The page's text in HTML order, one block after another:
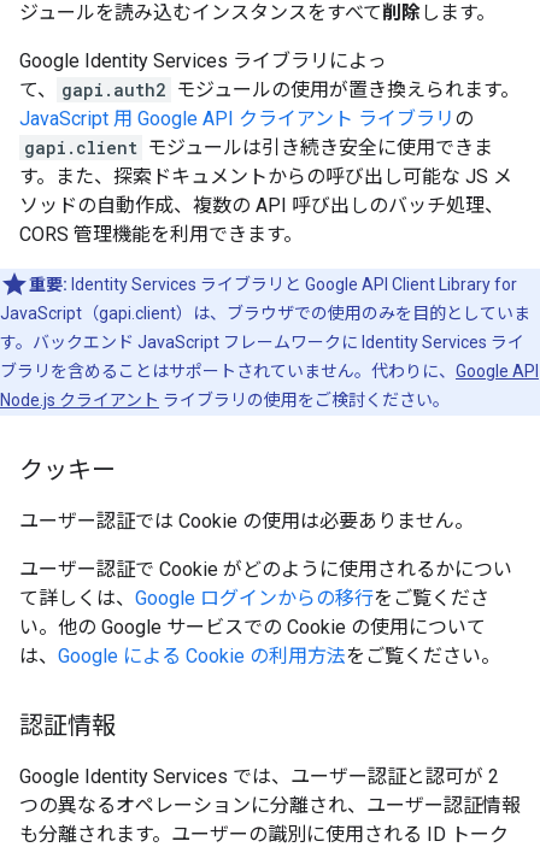
ジュールを読み込むインスタンスをすべて削除します。
Google Identity Services ライブラリによっ
て、
gapi.auth2 モジュールの使用が置き換えられます。
JavaScript 用 Google API クライアント ライブラリ の
gapi.client モジュールは引き続き安全に使用できま
す。また、探索ドキュメントからの呼び出し可能な JS メ
ソッドの自動作成、複数の API 呼び出しのバッチ処理、
CORS 管理機能を利用できます。
重要: Identity Services ライブラリと Google API Client Library for
JavaScript（gapi.client）は、ブラウザでの使用のみを目的としていま
す。バックエンド JavaScript フレームワークに Identity Services ライ
ブラリを含めることはサポートされていません。代わりに、 Google API
Node.js クライアント ライブラリの使用をご検討ください。
クッキー
ユーザー認証では Cookie の使用は必要ありません。
ユーザー認証で Cookie がどのように使用されるかについ
て詳しくは、 Google ログインからの移行をご覧くださ
い。他の Google サービスでの Cookie の使用について
は、 Google による Cookie の利用方法をご覧ください。
認証情報
Google Identity Services では、ユーザー認証と認可が 2
つの異なるオペレーションに分離され、ユーザー認証情報
も分離されます。ユーザーの識別に使用される ID トーク